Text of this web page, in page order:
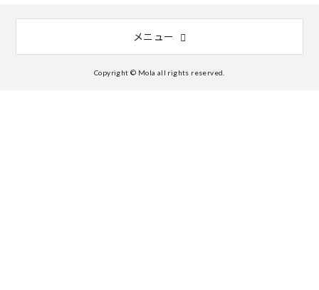
メニュー
Copyright © Mola all rights reserved.